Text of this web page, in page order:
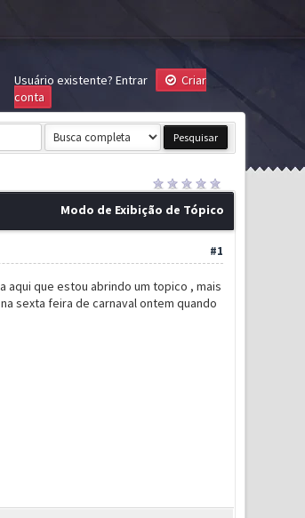
Usuário existente? Entrar
Criar
conta
Modo de Exibição de Tópico
#1
aqui que estou abrindo um topico , mais
sexta feira de carnaval ontem quando